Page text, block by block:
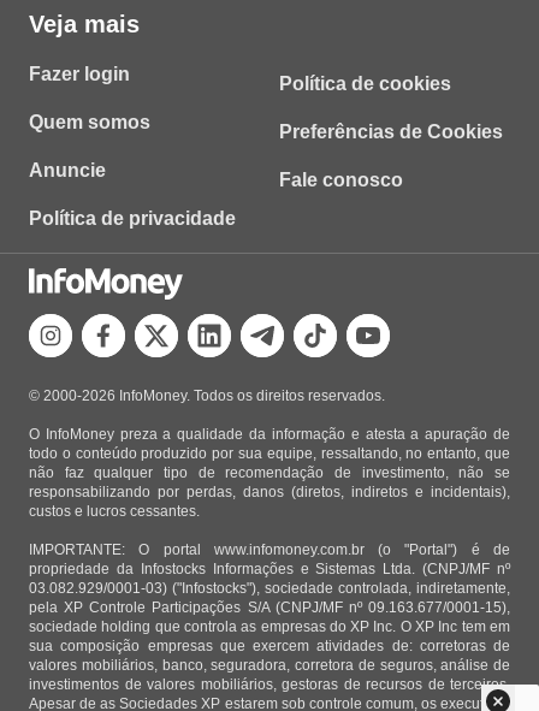
Veja mais
Fazer login
Quem somos
Anuncie
Política de privacidade
Política de cookies
Preferências de Cookies
Fale conosco
© 2000-2026 InfoMoney. Todos os direitos reservados.
O InfoMoney preza a qualidade da informação e atesta a apuração de
todo o conteúdo produzido por sua equipe, ressaltando, no entanto, que
não faz qualquer tipo de recomendação de investimento, não se
responsabilizando por perdas, danos (diretos, indiretos e incidentais),
custos e lucros cessantes.
IMPORTANTE: O portal www.infomoney.com.br (o "Portal") é de
propriedade da Infostocks Informações e Sistemas Ltda. (CNPJ/MF nº
03.082.929/0001-03) ("Infostocks"), sociedade controlada, indiretamente,
pela XP Controle Participações S/A (CNPJ/MF nº 09.163.677/0001-15),
sociedade holding que controla as empresas do XP Inc. O XP Inc tem em
sua composição empresas que exercem atividades de: corretoras de
valores mobiliários, banco, seguradora, corretora de seguros, análise de
investimentos de valores mobiliários, gestoras de recursos de terceiros.
Apesar de as Sociedades XP estarem sob controle comum, os executivos